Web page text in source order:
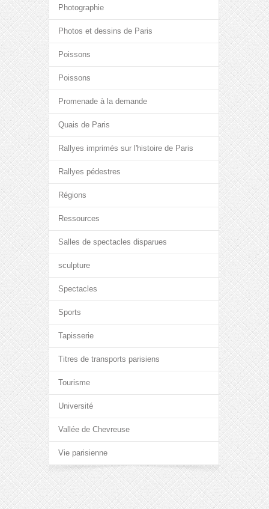
Photographie
Photos et dessins de Paris
Poissons
Poissons
Promenade à la demande
Quais de Paris
Rallyes imprimés sur l'histoire de Paris
Rallyes pédestres
Régions
Ressources
Salles de spectacles disparues
sculpture
Spectacles
Sports
Tapisserie
Titres de transports parisiens
Tourisme
Université
Vallée de Chevreuse
Vie parisienne